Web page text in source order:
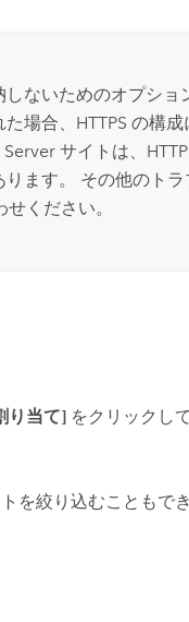
ないためのオプショ
場合、HTTPS の構
Serverサイトは、
ます。 その他のト
ください。
り当て] をクリックし
を絞り込むこともでき